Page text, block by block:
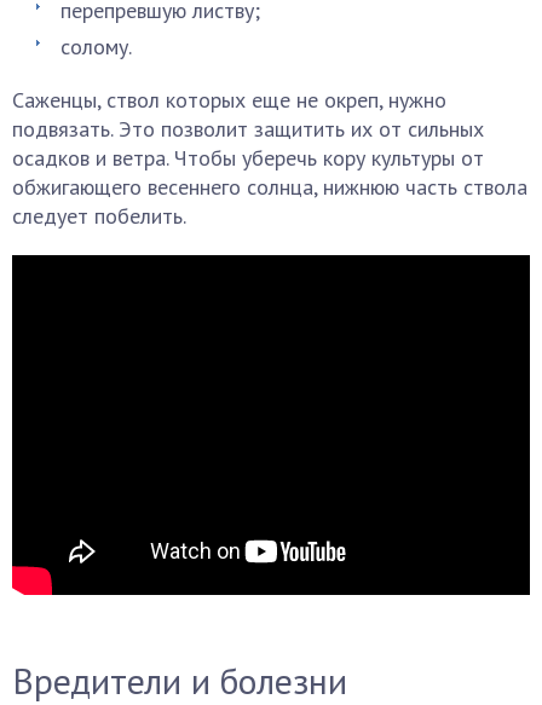
перепревшую листву;
солому.
Саженцы, ствол которых еще не окреп, нужно
подвязать. Это позволит защитить их от сильных
осадков и ветра. Чтобы уберечь кору культуры от
обжигающего весеннего солнца, нижнюю часть ствола
следует побелить.
Вредители и болезни